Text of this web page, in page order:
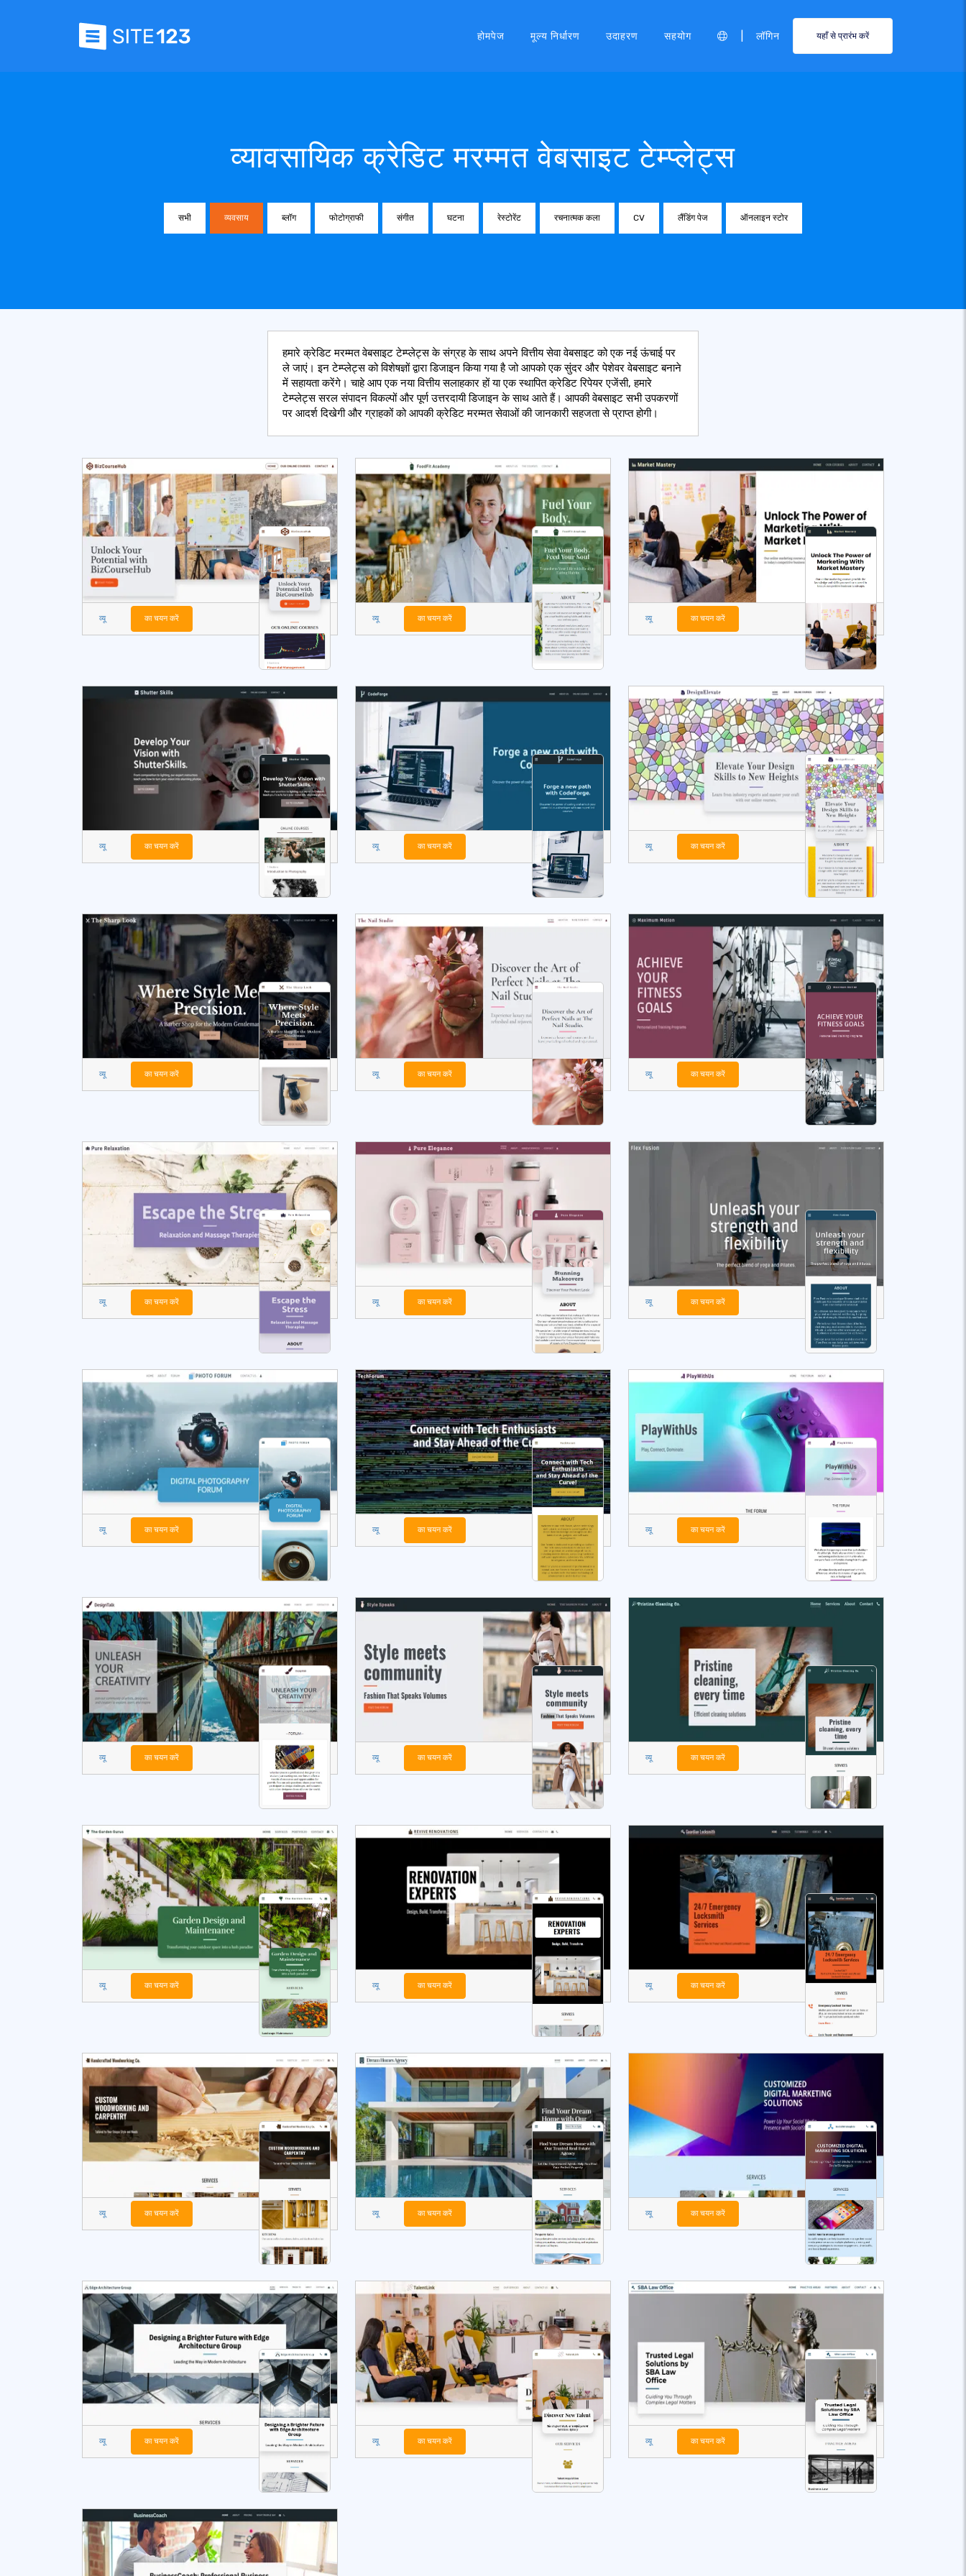
होमपेज मूल्य निर्धारण उदाहरण सहयोग लॉगिन यहाँ से प्रारंभ करें
व्यावसायिक क्रेडिट मरम्मत वेबसाइट टेम्प्लेट्स
सभी व्यवसाय ब्लॉग फोटोग्राफी संगीत घटना रेस्टोरेंट रचनात्मक कला CV लैंडिंग पेज ऑनलाइन स्टोर
हमारे क्रेडिट मरम्मत वेबसाइट टेम्प्लेट्स के संग्रह के साथ अपने वित्तीय सेवा वेबसाइट को एक नई ऊंचाई पर
ले जाएं। इन टेम्प्लेट्स को विशेषज्ञों द्वारा डिजाइन किया गया है जो आपको एक सुंदर और पेशेवर वेबसाइट बनाने
में सहायता करेंगे। चाहे आप एक नया वित्तीय सलाहकार हों या एक स्थापित क्रेडिट रिपेयर एजेंसी, हमारे
टेम्प्लेट्स सरल संपादन विकल्पों और पूर्ण उत्तरदायी डिजाइन के साथ आते हैं। आपकी वेबसाइट सभी उपकरणों
पर आदर्श दिखेगी और ग्राहकों को आपकी क्रेडिट मरम्मत सेवाओं की जानकारी सहजता से प्राप्त होगी।
व्यू का चयन करें व्यू का चयन करें व्यू का चयन करें
व्यू का चयन करें व्यू का चयन करें व्यू का चयन करें
व्यू का चयन करें व्यू का चयन करें व्यू का चयन करें
व्यू का चयन करें व्यू का चयन करें व्यू का चयन करें
व्यू का चयन करें व्यू का चयन करें व्यू का चयन करें
व्यू का चयन करें व्यू का चयन करें व्यू का चयन करें
व्यू का चयन करें व्यू का चयन करें व्यू का चयन करें
व्यू का चयन करें व्यू का चयन करें व्यू का चयन करें
व्यू का चयन करें व्यू का चयन करें व्यू का चयन करें